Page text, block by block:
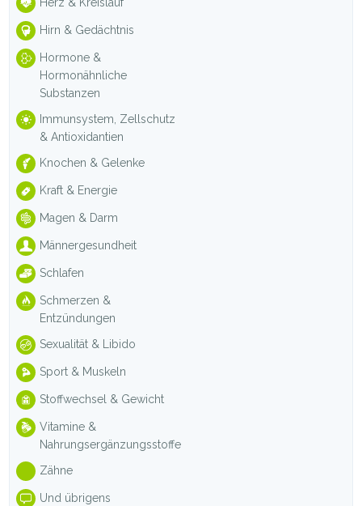
Hirn & Gedächtnis
Hormone &
Hormonähnliche
Substanzen
Immunsystem, Zellschutz
& Antioxidantien
Knochen & Gelenke
Kraft & Energie
Magen & Darm
Männergesundheit
Schlafen
Schmerzen &
Entzündungen
Sexualität & Libido
Sport & Muskeln
Stoffwechsel & Gewicht
Vitamine &
Nahrungsergänzungsstoffe
Zähne
Und übrigens